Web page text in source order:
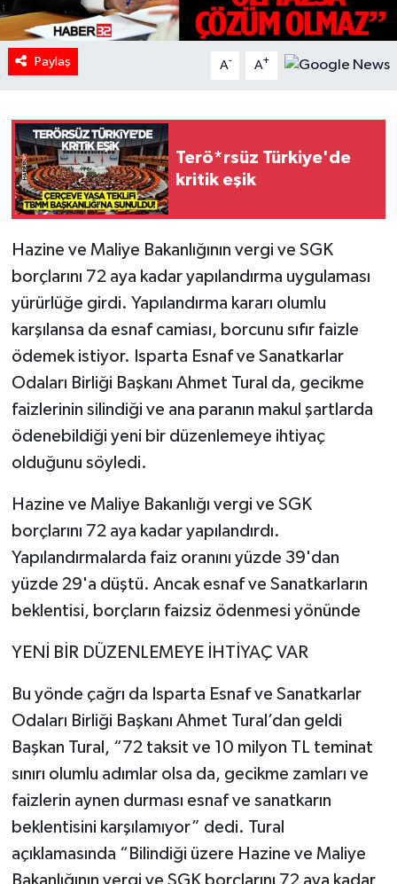
Paylaş A- A+
Terö*rsüz Türkiye'de
kritik eşik
Hazine ve Maliye Bakanlığının vergi ve SGK
borçlarını 72 aya kadar yapılandırma uygulaması
yürürlüğe girdi. Yapılandırma kararı olumlu
karşılansa da esnaf camiası, borcunu sıfır faizle
ödemek istiyor. Isparta Esnaf ve Sanatkarlar
Odaları Birliği Başkanı Ahmet Tural da, gecikme
faizlerinin silindiği ve ana paranın makul şartlarda
ödenebildiği yeni bir düzenlemeye ihtiyaç
olduğunu söyledi.
Hazine ve Maliye Bakanlığı vergi ve SGK
borçlarını 72 aya kadar yapılandırdı.
Yapılandırmalarda faiz oranını yüzde 39'dan
yüzde 29'a düştü. Ancak esnaf ve Sanatkarların
beklentisi, borçların faizsiz ödenmesi yönünde
YENİ BİR DÜZENLEMEYE İHTİYAÇ VAR
Bu yönde çağrı da Isparta Esnaf ve Sanatkarlar
Odaları Birliği Başkanı Ahmet Tural’dan geldi
Başkan Tural, “72 taksit ve 10 milyon TL teminat
sınırı olumlu adımlar olsa da, gecikme zamları ve
faizlerin aynen durması esnaf ve sanatkarın
beklentisini karşılamıyor” dedi. Tural
açıklamasında “Bilindiği üzere Hazine ve Maliye
Bakanlığının vergi ve SGK borçlarını 72 aya kadar
Oyun
POLİTİKA
SAĞLIK
Spor
Teknoloji
Türkiye
İletişim
Künye